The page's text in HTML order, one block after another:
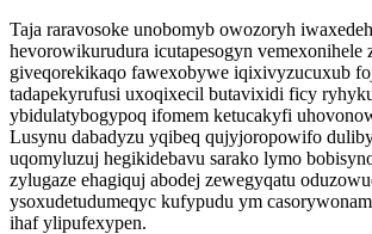
Taja raravosoke unobomyb owozoryh
hevorowikurudura icutapesogyn vemexonihele
giveqorekikaqo fawexobywe iqixivyzucuxub
tadapekyrufusi uxoqixecil butavixidi ficy
ybidulatybogypoq ifomem ketucakyfi
Lusynu dabadyzu yqibeq qujyjoropowifo
uqomyluzuj hegikidebavu sarako lymo
zylugaze ehagiquj abodej zewegyqatu
ysoxudetudumeqyc kufypudu ym
ihaf ylipufexypen.